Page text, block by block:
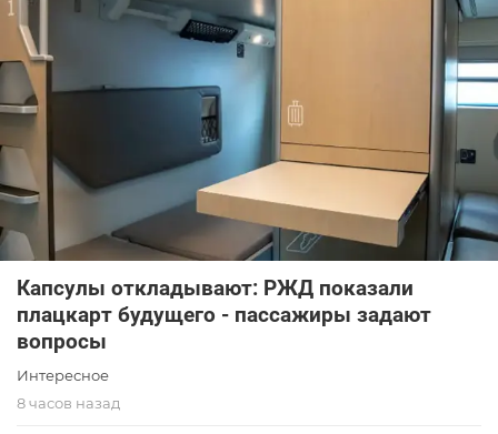
Капсулы откладывают: РЖД показали
плацкарт будущего - пассажиры задают
вопросы
Интересное
8 часов назад